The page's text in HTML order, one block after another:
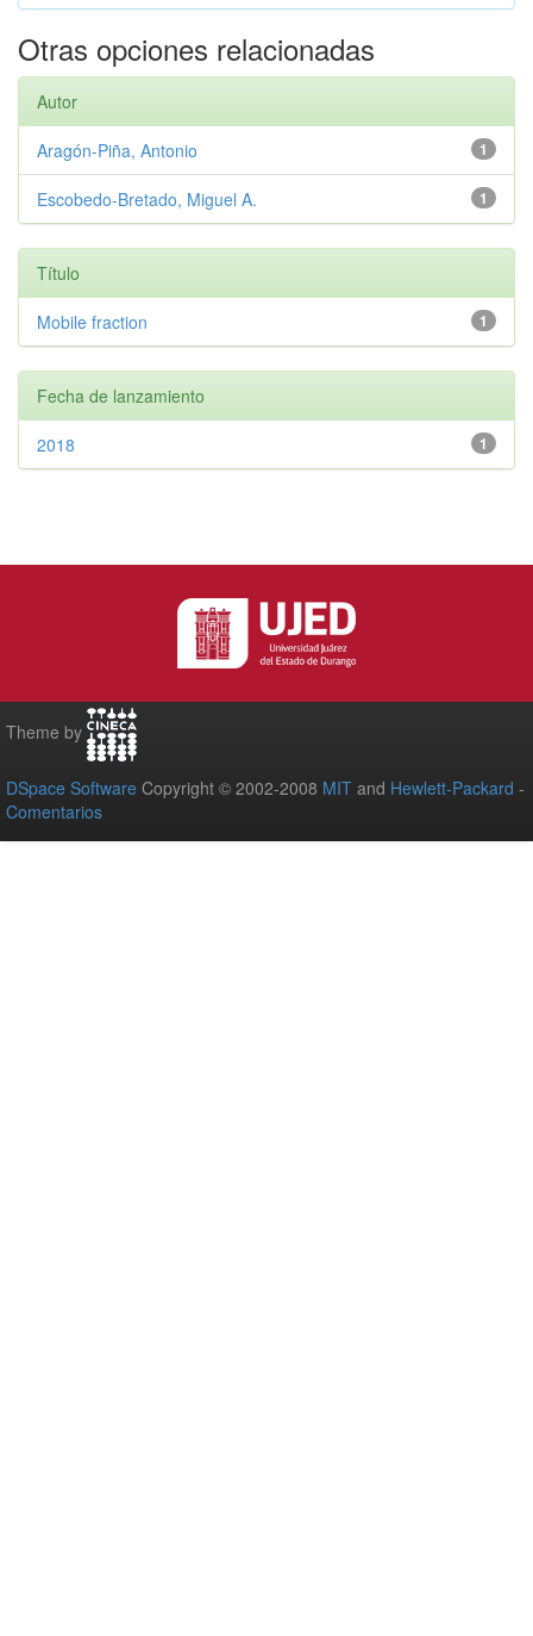
Otras opciones relacionadas
Autor
1
Aragón-Piña, Antonio
1
Escobedo-Bretado, Miguel A.
Título
1
Mobile fraction
Fecha de lanzamiento
1
2018
Theme by
DSpace Software Copyright © 2002-2008 MIT and Hewlett-Packard -
Comentarios